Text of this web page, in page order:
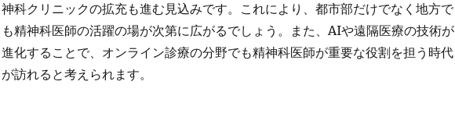
神科クリニックの拡充も進む見込みです。これにより、都市部だけでなく地方で
も精神科医師の活躍の場が次第に広がるでしょう。また、AIや遠隔医療の技術が
進化することで、オンライン診療の分野でも精神科医師が重要な役割を担う時代
が訪れると考えられます。